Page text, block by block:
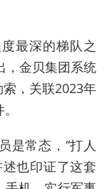
最深的梯队之
，金贝集团系统
，关联2023年
是常态，“打人
也印证了这套